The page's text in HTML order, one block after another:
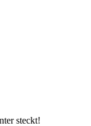
steckt!